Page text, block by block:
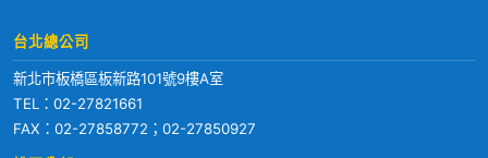
台北總公司
新北市板橋區板新路101號9樓A室
TEL： 02-27821661
FAX：02-27858772；02-27850927